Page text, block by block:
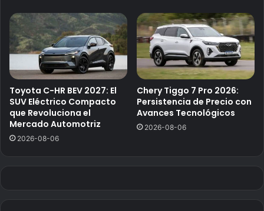
Toyota C-HR BEV 2027: El
SUV Eléctrico Compacto
que Revoluciona el
Mercado Automotriz
2026-08-06
Chery Tiggo 7 Pro 2026:
Persistencia de Precio con
Avances Tecnológicos
2026-08-06